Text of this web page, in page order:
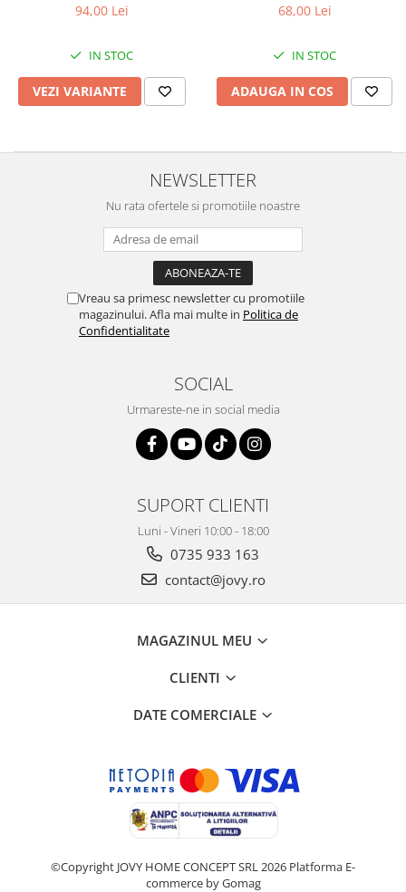
94,00 Lei
IN STOC
VEZI VARIANTE
68,00 Lei
IN STOC
ADAUGA IN COS
NEWSLETTER
Nu rata ofertele si promotiile noastre
Vreau sa primesc newsletter cu promotiile
magazinului. Afla mai multe in Politica de
Confidentialitate
SOCIAL
Urmareste-ne in social media
SUPORT CLIENTI
Luni - Vineri 10:00 - 18:00
0735 933 163
contact@jovy.ro
MAGAZINUL MEU
CLIENTI
DATE COMERCIALE
©Copyright JOVY HOME CONCEPT SRL 2026 Platforma E-
commerce by Gomag